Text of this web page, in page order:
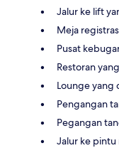
Jalur ke lift
Meja
Pusat
Restoran
Lounge yang
Pengangan
Pegangan
Jalur ke pintu